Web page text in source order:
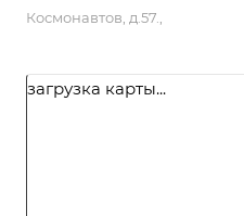
Космонавтов, д.57.,
загрузка карты...